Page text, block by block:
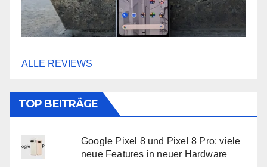
ALLE REVIEWS
TOP BEITRÄGE
Google Pixel 8 und Pixel 8 Pro: viele
neue Features in neuer Hardware